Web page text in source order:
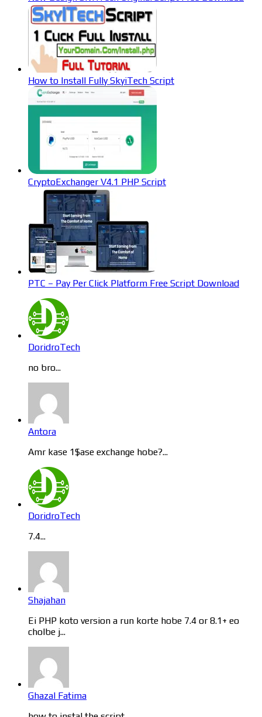
How to Install Fully SkyiTech Script
CryptoExchanger V4.1 PHP Script
PTC – Pay Per Click Platform Free Script Download
DoridroTech
no bro...
Antora
Amr kase 1$ase exchange hobe?...
DoridroTech
7.4...
Shajahan
Ei PHP koto version a run korte hobe 7.4 or 8.1+ eo
cholbe j...
Ghazal Fatima